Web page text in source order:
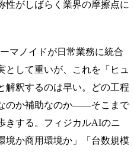
性がしばらく業界の摩擦点に
マノイドが日常業務に統合
として重いが、これを「ヒュ
解釈するのは早い。どの工程
のか補助なのか——そこまで
きする。フィジカルAIのニ
境か商用環境か」「台数規模